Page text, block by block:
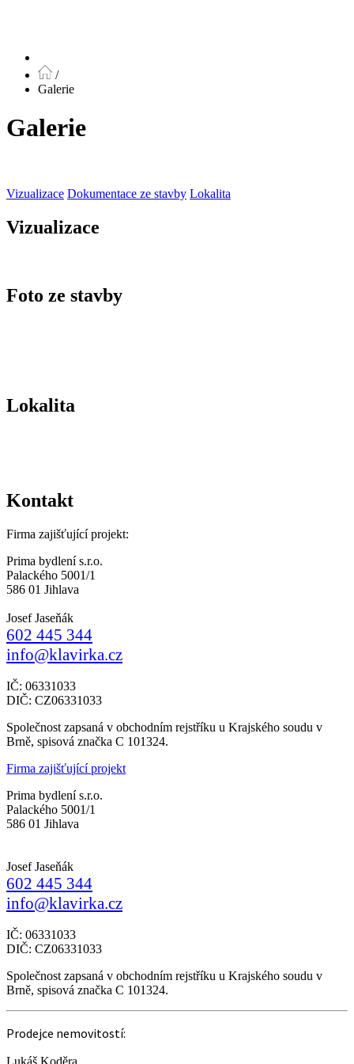
/
Galerie
Galerie
Vizualizace Dokumentace ze stavby Lokalita
Vizualizace
Foto ze stavby
Lokalita
Kontakt
Firma zajišťující projekt:
Prima bydlení s.r.o.
Palackého 5001/1
586 01 Jihlava
Josef Jaseňák
602 445 344
info@klavirka.cz
IČ: 06331033
DIČ: CZ06331033
Společnost zapsaná v obchodním rejstříku u Krajského soudu v
Brně, spisová značka C 101324.
Firma zajišťující projekt
Prima bydlení s.r.o.
Palackého 5001/1
586 01 Jihlava
Josef Jaseňák
602 445 344
info@klavirka.cz
IČ: 06331033
DIČ: CZ06331033
Společnost zapsaná v obchodním rejstříku u Krajského soudu v
Brně, spisová značka C 101324.
Prodejce nemovitostí: